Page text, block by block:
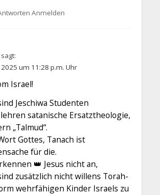
Anmelden
sagt:
2025 um 11:28 p.m. Uhr
Israel!
Jeschiwa Studenten
satanische Ersatztheologie,
„Talmud“.
Gottes, Tanach ist
für die.
👑 Jesus nicht an,
zusätzlich nicht willens Torah-
wehrfähigen Kinder Israels zu